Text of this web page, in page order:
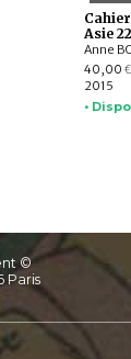
Asie
40,00 €
2015
•
©
Paris